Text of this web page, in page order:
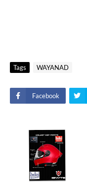
Tags WAYANAD
Facebook